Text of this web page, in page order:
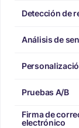
Detección de
Análisis de
Pruebas A/B
Firma de
electrónico